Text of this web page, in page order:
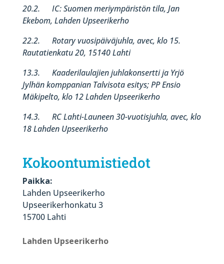
20.2. IC: Suomen meriympäristön tila, Jan
Ekebom, Lahden Upseerikerho
22.2. Rotary vuosipäiväjuhla, avec, klo 15.
Rautatienkatu 20, 15140 Lahti
13.3. Kaaderilaulajien juhlakonsertti ja Yrjö
Jylhän komppanian Talvisota esitys; PP Ensio
Mäkipelto, klo 12 Lahden Upseerikerho
14.3. RC Lahti-Launeen 30-vuotisjuhla, avec, klo
18 Lahden Upseerikerho
Kokoontumistiedot
Paikka:
Lahden Upseerikerho
Upseerikerhonkatu 3
15700 Lahti
Lahden Upseerikerho